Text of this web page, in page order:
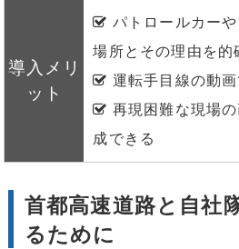
導入メリ
ット
パトロールカー
場所とその理由を的
運転手目線の動
再現困難な現場
成できる
首都高速道路と自社
るために